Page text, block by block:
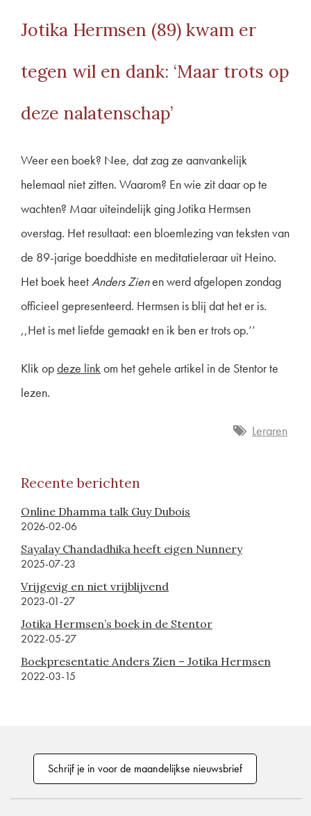
Jotika Hermsen (89) kwam er
tegen wil en dank: ‘Maar trots op
deze nalatenschap’
Weer een boek? Nee, dat zag ze aanvankelijk
helemaal niet zitten. Waarom? En wie zit daar op te
wachten? Maar uiteindelijk ging Jotika Hermsen
overstag. Het resultaat: een bloemlezing van teksten van
de 89-jarige boeddhiste en meditatieleraar uit Heino.
Het boek heetAnders Zienen werd afgelopen zondag
officieel gepresenteerd. Hermsen is blij dat het er is.
,,Het is met liefde gemaakt en ik ben er trots op.’’
Klik opdeze linkom het gehele artikel in de Stentor te
lezen.
Leraren
Recente berichten
Online Dhamma talk Guy Dubois
2026-02-06
Sayalay Chandadhika heeft eigen Nunnery
2025-07-23
Vrijgevig en niet vrijblijvend
2023-01-27
Jotika Hermsen’s boek in de Stentor
2022-05-27
Boekpresentatie Anders Zien – Jotika Hermsen
2022-03-15
Schrijf je in voor de maandelijkse nieuwsbrief